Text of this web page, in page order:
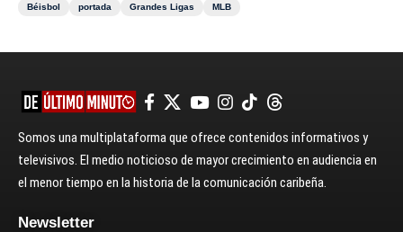
Béisbol
portada Grandes Ligas MLB
Somos una multiplataforma que ofrece contenidos informativos y
televisivos. El medio noticioso de mayor crecimiento en audiencia en
el menor tiempo en la historia de la comunicación caribeña.
Newsletter